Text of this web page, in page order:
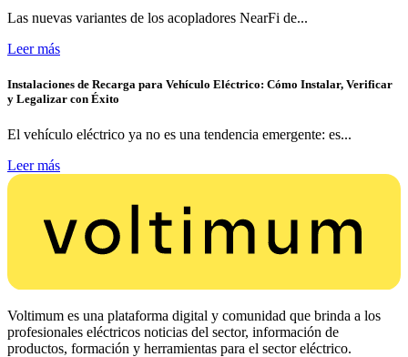
Las nuevas variantes de los acopladores NearFi de...
Leer más
Instalaciones de Recarga para Vehículo Eléctrico: Cómo Instalar, Verificar
y Legalizar con Éxito
El vehículo eléctrico ya no es una tendencia emergente: es...
Leer más
Voltimum es una plataforma digital y comunidad que brinda a los
profesionales eléctricos noticias del sector, información de
productos, formación y herramientas para el sector eléctrico.